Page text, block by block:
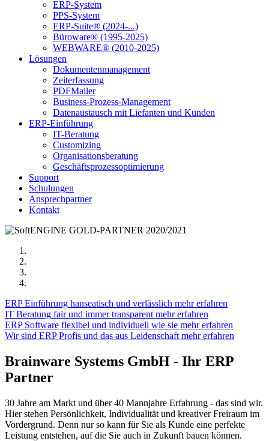
ERP-System
PPS-System
ERP-Suite® (2024-...)
Büroware® (1995-2025)
WEBWARE® (2010-2025)
Lösungen
Dokumentenmanagement
Zeiterfassung
PDFMailer
Business-Prozess-Management
Datenaustausch mit Liefanten und Kunden
ERP-Einführung
IT-Beratung
Customizing
Organisationsberatung
Geschäftsprozessoptimierung
Support
Schulungen
Ansprechpartner
Kontakt
ERP Einführung hanseatisch und verlässlich mehr erfahren
IT Beratung fair und immer transparent mehr erfahren
ERP Software flexibel und individuell wie sie mehr erfahren
Wir sind ERP Profis und das aus Leidenschaft mehr erfahren
Brainware Systems GmbH - Ihr ERP
Partner
30 Jahre am Markt und über 40 Mannjahre Erfahrung - das sind wir.
Hier stehen Persönlichkeit, Individualität und kreativer Freiraum im
Vordergrund. Denn nur so kann für Sie als Kunde eine perfekte
Leistung entstehen, auf die Sie auch in Zukunft bauen können.